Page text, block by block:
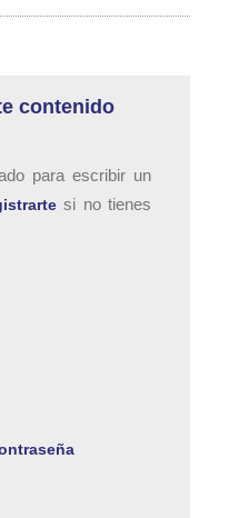
contenido
para escribir un
si no tienes